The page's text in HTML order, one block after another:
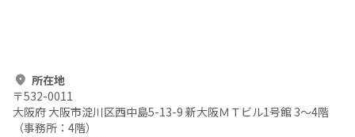
所在地
〒532-0011
大阪府 大阪市淀川区西中島5-13-9 新大阪ＭＴビル1号館 3～4階
（事務所：4階）